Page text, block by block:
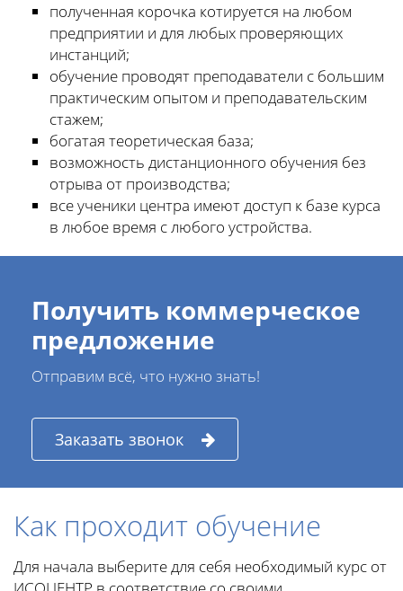
полученная корочка котируется на любом
предприятии и для любых проверяющих
инстанций;
обучение проводят преподаватели с большим
практическим опытом и преподавательским
стажем;
богатая теоретическая база;
возможность дистанционного обучения без
отрыва от производства;
все ученики центра имеют доступ к базе курса
в любое время с любого устройства.
Получить коммерческое
предложение
Отправим всё, что нужно знать!
Заказать звонок
Как проходит обучение
Для начала выберите для себя необходимый курс от